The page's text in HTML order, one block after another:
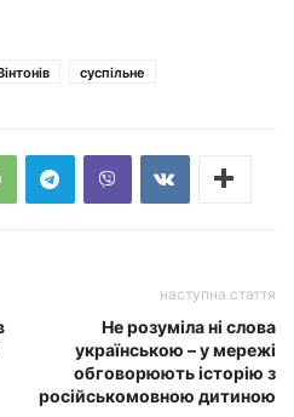
суспільне
наступна стаття
Не розуміла ні слова
українською – у мережі
обговорюють історію з
російськомовною дитиною